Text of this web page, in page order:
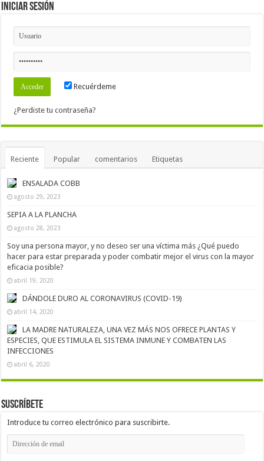
Iniciar Sesión
Recuérdeme
¿Perdiste tu contraseña?
Reciente Popular comentarios Etiquetas
ENSALADA COBB
agosto 29, 2023
SEPIA A LA PLANCHA
agosto 28, 2023
Soy una persona mayor, y no deseo ser una víctima más ¿Qué puedo
hacer para estar preparada y poder combatir mejor el virus con la mayor
eficacia posible?
abril 19, 2020
DÁNDOLE DURO AL CORONAVIRUS (COVID-19)
abril 14, 2020
LA MADRE NATURALEZA, UNA VEZ MÁS NOS OFRECE PLANTAS Y
ESPECIES, QUE ESTIMULA EL SISTEMA INMUNE Y COMBATEN LAS
INFECCIONES
abril 6, 2020
Suscríbete
Introduce tu correo electrónico para suscribirte.
Dirección
de
email